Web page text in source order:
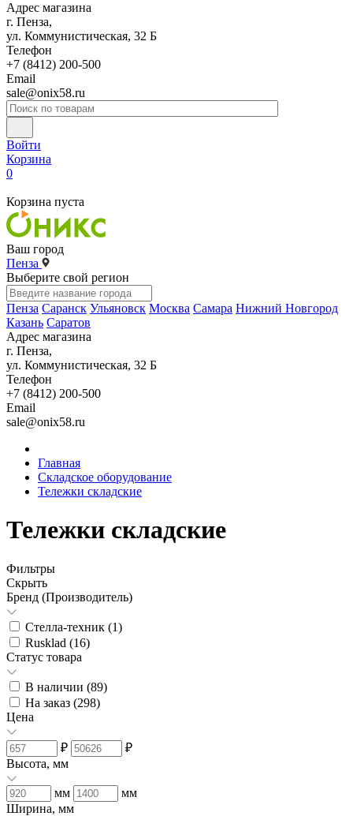
Адрес магазина
г. Пенза,
ул. Коммунистическая, 32 Б
Телефон
+7 (8412) 200-500
Email
sale@onix58.ru
Войти
Корзина
0
Корзина пуста
Ваш город
Пенза
Выберите свой регион
Пенза Саранск Ульяновск Москва Самара Нижний Новгород
Казань Саратов
Адрес магазина
г. Пенза,
ул. Коммунистическая, 32 Б
Телефон
+7 (8412) 200-500
Email
sale@onix58.ru
Главная
Складское оборудование
Тележки складские
Тележки складские
Фильтры
Скрыть
Бренд (Производитель)
Стелла-техник (1)
Rusklad (16)
Статус товара
В наличии (89)
На заказ (298)
Цена
₽
₽
Высота, мм
мм
мм
Ширина, мм